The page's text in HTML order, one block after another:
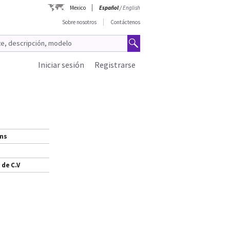
Mexico Español/English
Sobre nosotros
Contáctenos
Registrarse
Iniciar sesión
C.V